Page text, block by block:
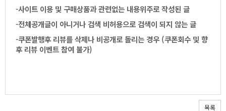
-사이트이용및구매상품과관련없는내용위주로작성된글
-전체공개글이아니거나검색비허용으로검색이되지않는글
-쿠폰발행후리뷰를삭제나비공개로돌리는경우(쿠폰회수및향
후리뷰이벤트참여불가)
목록